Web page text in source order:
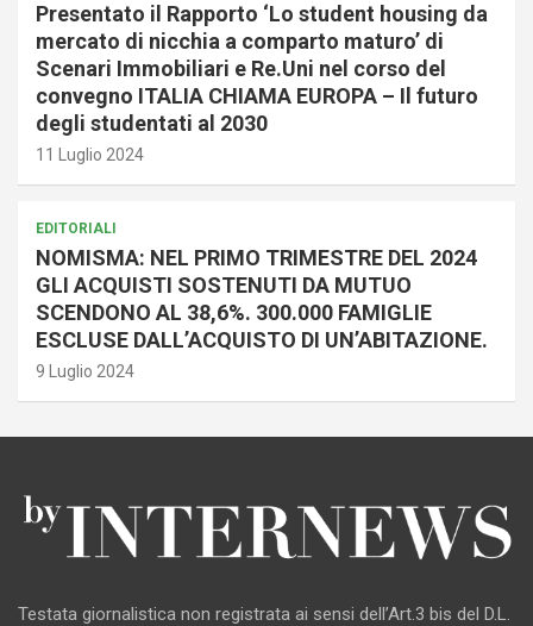
Presentato il Rapporto ‘Lo student housing da
mercato di nicchia a comparto maturo’ di
Scenari Immobiliari e Re.Uni nel corso del
convegno ITALIA CHIAMA EUROPA – Il futuro
degli studentati al 2030
11 Luglio 2024
EDITORIALI
NOMISMA: NEL PRIMO TRIMESTRE DEL 2024
GLI ACQUISTI SOSTENUTI DA MUTUO
SCENDONO AL 38,6%. 300.000 FAMIGLIE
ESCLUSE DALL’ACQUISTO DI UN’ABITAZIONE.
9 Luglio 2024
Testata giornalistica non registrata ai sensi dell’Art.3 bis del D.L.